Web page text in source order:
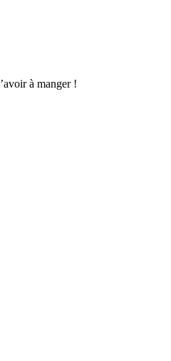
à manger !